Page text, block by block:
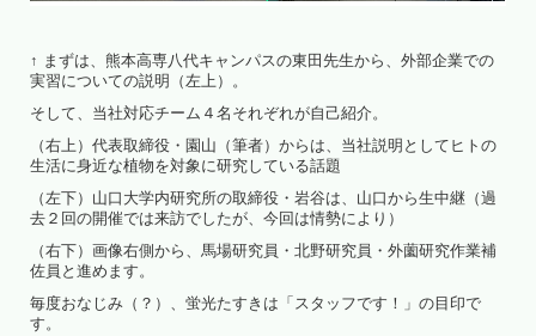
↑ まずは、熊本高専八代キャンパスの東田先生から、外部企業での
実習についての説明（左上）。
そして、当社対応チーム４名それぞれが自己紹介。
（右上）代表取締役・園山（筆者）からは、当社説明としてヒトの
生活に身近な植物を対象に研究している話題
（左下）山口大学内研究所の取締役・岩谷は、山口から生中継（過
去２回の開催では来訪でしたが、今回は情勢により）
（右下）画像右側から、馬場研究員・北野研究員・外薗研究作業補
佐員と進めます。
毎度おなじみ（？）、蛍光たすきは「スタッフです！」の目印で
す。